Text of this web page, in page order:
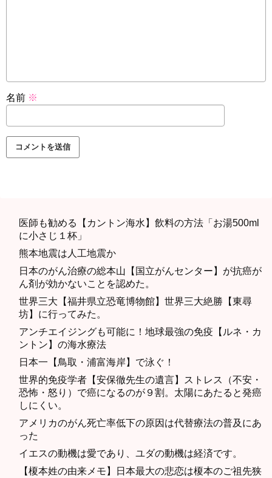
名前 ※
医師も勧める【カントン海水】飲料の方法「お湯500ml
に小さじ１杯」
熊本地震は人工地震か
日本のがん治療の総本山【国立がんセンター】が抗癌が
ん剤が効かないことを認めた。
世界三大【福井県立恐竜博物館】世界三大絶勝【東尋
坊】に行ってみた。
アンチエイジングも可能に！地球最強の免疫【ルネ・カ
ントン】の海水療法
日本一【鳥取・浦富海岸】で泳ぐ！
世界的免疫学者【安保徹先生の遺言】ストレス（不安・
恐怖・怒り）で癌になるのが９割。太陽にあたると発癌
しにくい。
アメリカのがん死亡率低下の原因は代替療法の普及にあ
った
イエスの動機は愛であり、ユダの動機は経済です。
【榎本姓の由来メモ】日本最大の悲恋は榎本のご祖先狭